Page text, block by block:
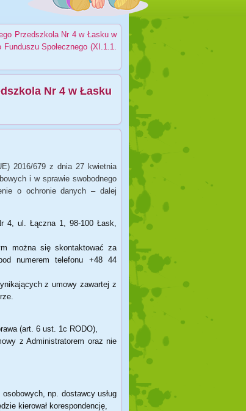
Przedszkola Nr 4 w Łasku w
Społecznego (XI.1.1.
Nr 4 w Łasku
2016/679 z dnia 27 kwietnia
i w sprawie swobodnego
o ochronie danych – dalej
4, ul. Łączna 1, 98-100 Łask,
można się skontaktować za
numerem telefonu +48 44
z umowy zawartej z
(art. 6 ust. 1c RODO),
z Administratorem oraz nie
np. dostawcy usług
kierował korespondencję,